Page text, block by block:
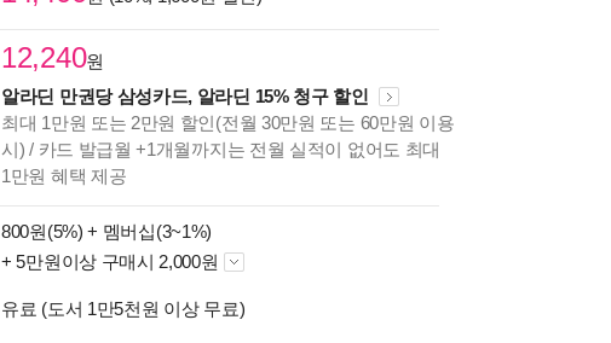
12,240원
알라딘 만권당 삼성카드, 알라딘 15% 청구 할인
최대 1만원 또는 2만원 할인(전월 30만원 또는 60만원 이용
시) / 카드 발급월 +1개월까지는 전월 실적이 없어도 최대
1만원 혜택 제공
800원(5%) + 멤버십(3~1%)
+ 5만원이상 구매시 2,000원
유료 (도서 1만5천원 이상 무료)